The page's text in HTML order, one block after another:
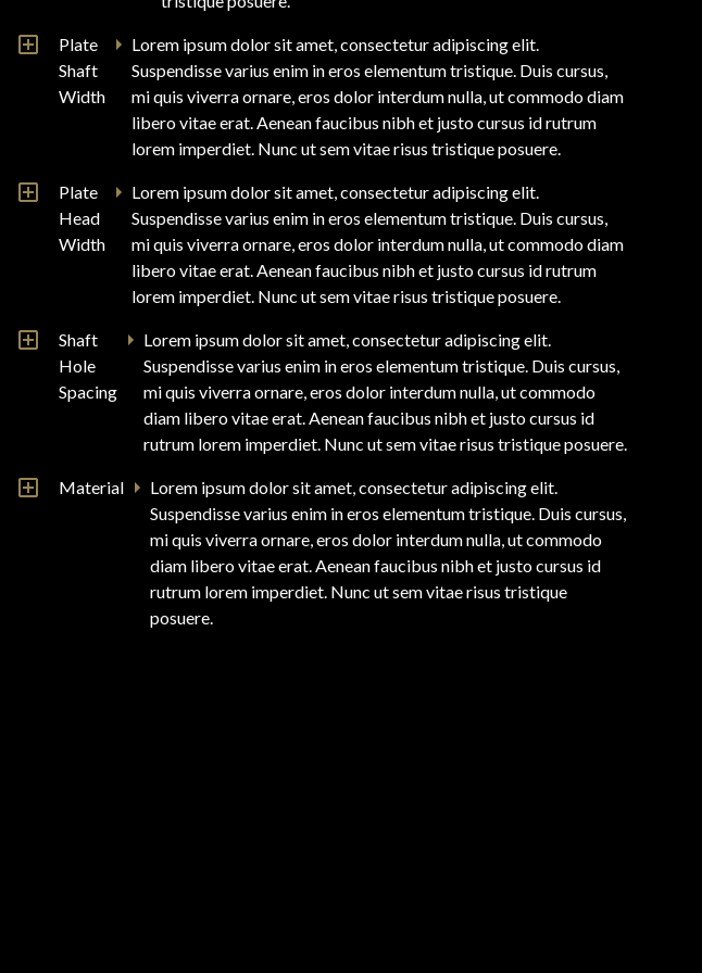
Plate
Shaft
Width
Lorem ipsum dolor sit amet, consectetur adipiscing elit.
Suspendisse varius enim in eros elementum tristique. Duis cursus,
mi quis viverra ornare, eros dolor interdum nulla, ut commodo diam
libero vitae erat. Aenean faucibus nibh et justo cursus id rutrum
lorem imperdiet. Nunc ut sem vitae risus tristique posuere.
Plate
Head
Width
Lorem ipsum dolor sit amet, consectetur adipiscing elit.
Suspendisse varius enim in eros elementum tristique. Duis cursus,
mi quis viverra ornare, eros dolor interdum nulla, ut commodo diam
libero vitae erat. Aenean faucibus nibh et justo cursus id rutrum
lorem imperdiet. Nunc ut sem vitae risus tristique posuere.
Shaft
Hole
Spacing
Lorem ipsum dolor sit amet, consectetur adipiscing elit.
Suspendisse varius enim in eros elementum tristique. Duis cursus,
mi quis viverra ornare, eros dolor interdum nulla, ut commodo
diam libero vitae erat. Aenean faucibus nibh et justo cursus id
rutrum lorem imperdiet. Nunc ut sem vitae risus tristique posuere.
Material
Lorem ipsum dolor sit amet, consectetur adipiscing elit.
Suspendisse varius enim in eros elementum tristique. Duis cursus,
mi quis viverra ornare, eros dolor interdum nulla, ut commodo
diam libero vitae erat. Aenean faucibus nibh et justo cursus id
rutrum lorem imperdiet. Nunc ut sem vitae risus tristique
posuere.